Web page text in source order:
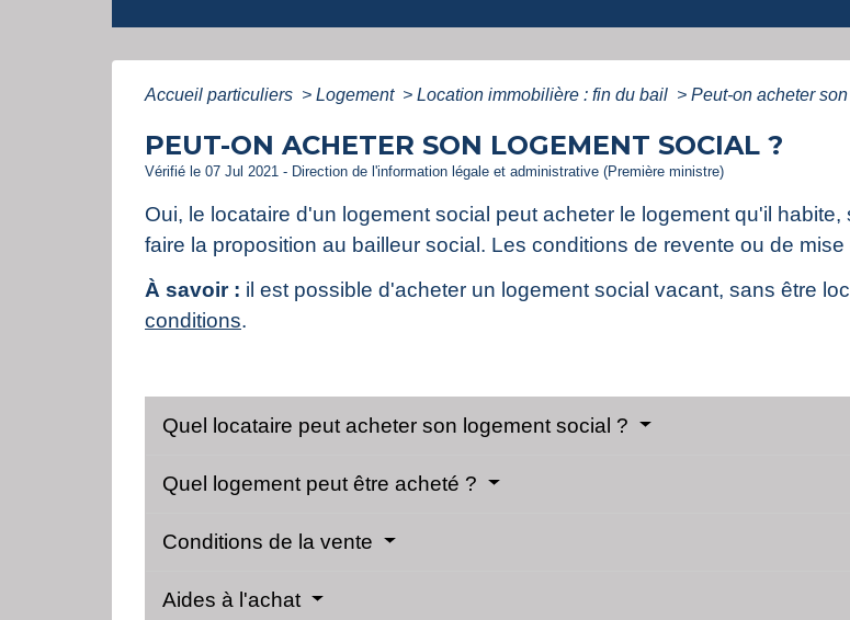
Accueil particuliers > Logement > Location immobilière : fin du bail > Peut-on acheter
PEUT-ON ACHETER SON LOGEMENT SOCIAL ?
Vérifié le 07 Jul 2021 - Direction de l'information légale et administrative (Première ministre)
Oui, le locataire d'un logement social peut acheter le logement qu'il
faire la proposition au bailleur social. Les conditions de revente ou de
À savoir : il est possible d'acheter un logement social vacant, sans être
conditions.
Quel locataire peut acheter son logement social ?
Quel logement peut être acheté ?
Conditions de la vente
Aides à l'achat